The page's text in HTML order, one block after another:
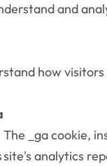
and
how
The _ga cookie,
site's analytics